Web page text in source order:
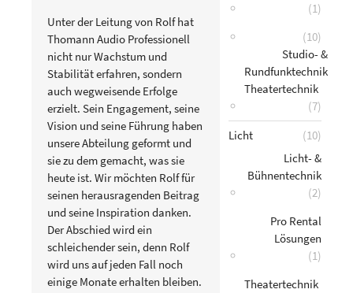
Unter der Leitung von Rolf hat
Thomann Audio Professionell
nicht nur Wachstum und
Stabilität erfahren, sondern
auch wegweisende Erfolge
erzielt. Sein Engagement, seine
Vision und seine Führung haben
unsere Abteilung geformt und
sie zu dem gemacht, was sie
heute ist. Wir möchten Rolf für
seinen herausragenden Beitrag
und seine Inspiration danken.
Der Abschied wird ein
schleichender sein, denn Rolf
wird uns auf jeden Fall noch
einige Monate erhalten bleiben.
(1)
Studio- &
Rundfunktechnik
(10)
Theatertechnik
(7)
Licht
(10)
Licht- &
Bühnentechnik
(2)
Pro Rental
Lösungen
(1)
Theatertechnik